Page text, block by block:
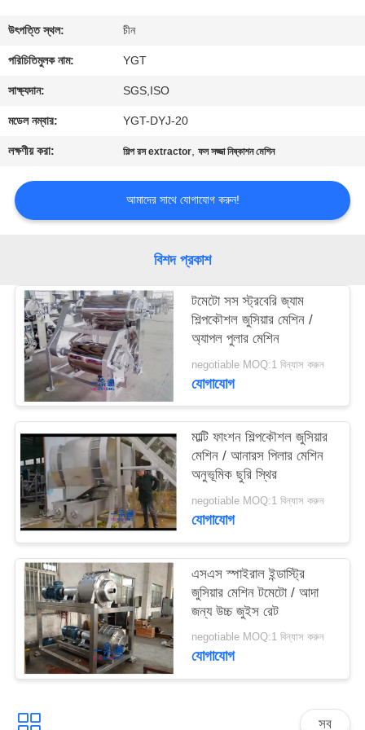
কারখানা
ভ্রমণ
মান
নিয়ন্ত্রণ
যোগাযোগ
করুন
কেস
সাইট
ম্যাপ
PRIVACY
POLICY
উৎপত্তি স্থল: চীন
পরিচিতিমুলক নাম: YGT
সাক্ষ্যদান: SGS,ISO
মডেল নম্বার: YGT-DYJ-20
লক্ষণীয় করা: শিল্প রস extractor,ফল সজ্জা নিষ্কাশন মেশিন
আমাদের সাথে যোগাযোগ করুন!
বিশদ প্রকাশ
টমেটো সস স্ট্রবেরি জ্যাম
শিল্পকৌশল জুসিয়ার মেশিন /
অ্যাপল পুলার মেশিন
negotiable MOQ:1 বিন্যাস করুন
যোগাযোগ
মাল্টি ফাংশন শিল্পকৌশল জুসিয়ার
মেশিন / আনারস পিলার মেশিন
অনুভূমিক ছুরি স্থির
negotiable MOQ:1 বিন্যাস করুন
যোগাযোগ
এসএস স্পাইরাল ইন্ডাস্ট্রি
জুসিয়ার মেশিন টমেটো / আদা
জন্য উচ্চ জুইস রেট
negotiable MOQ:1 বিন্যাস করুন
যোগাযোগ
সব